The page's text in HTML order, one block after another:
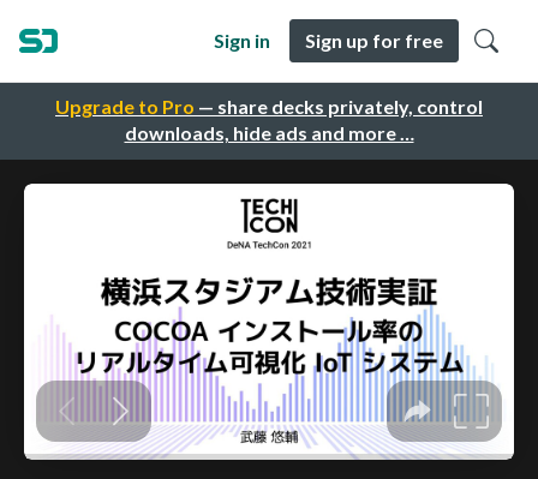
Upgrade to Pro — share decks privately, control
downloads, hide ads and more …
Sign in Sign up for free